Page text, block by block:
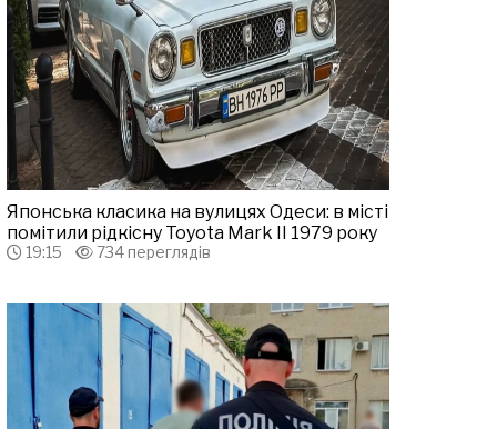
Японська класика на вулицях Одеси: в місті
помітили рідкісну Toyota Mark II 1979 року
19:15 734 переглядів